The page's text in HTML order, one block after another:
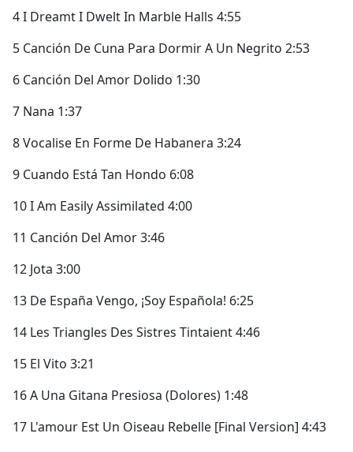
4 I Dreamt I Dwelt In Marble Halls 4:55
5 Canción De Cuna Para Dormir A Un Negrito 2:53
6 Canción Del Amor Dolido 1:30
7 Nana 1:37
8 Vocalise En Forme De Habanera 3:24
9 Cuando Está Tan Hondo 6:08
10 I Am Easily Assimilated 4:00
11 Canción Del Amor 3:46
12 Jota 3:00
13 De España Vengo, ¡Soy Española! 6:25
14 Les Triangles Des Sistres Tintaient 4:46
15 El Vito 3:21
16 A Una Gitana Presiosa (Dolores) 1:48
17 L'amour Est Un Oiseau Rebelle [Final Version] 4:43